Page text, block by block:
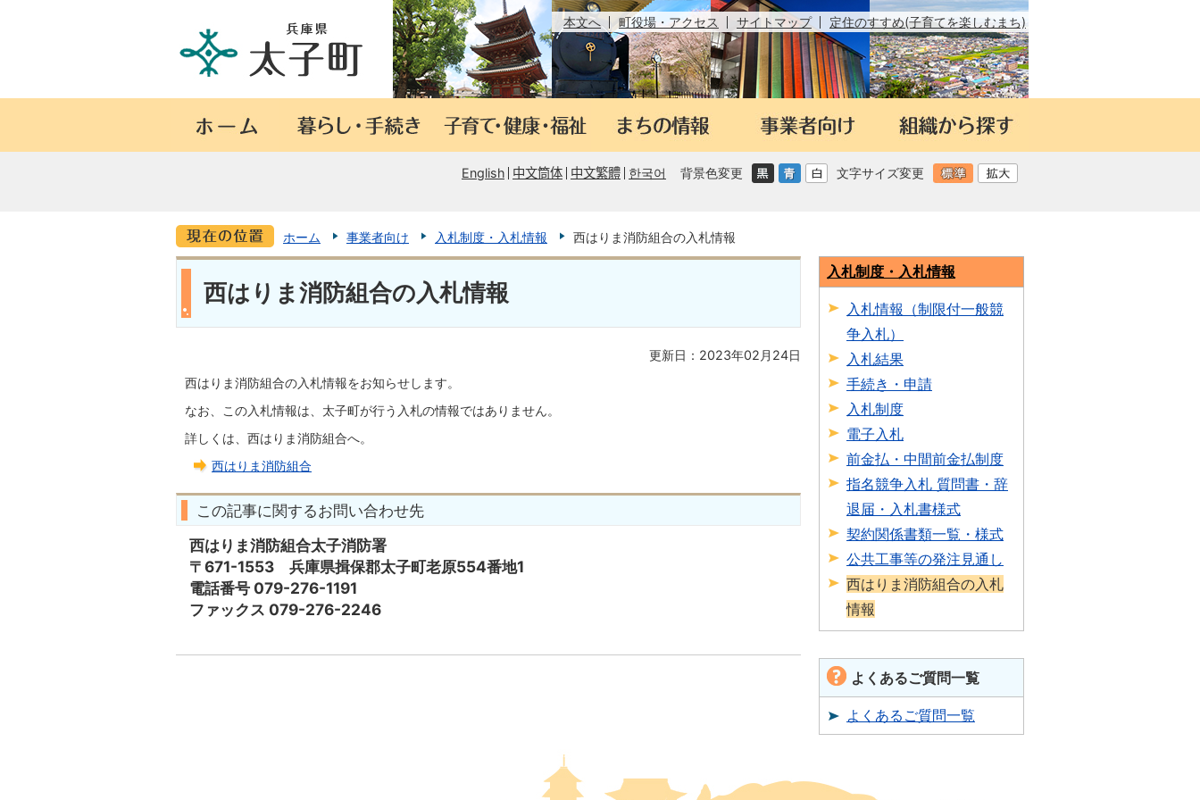
本文へ 町役場・アクセス サイトマップ 定住のすすめ(子育てを楽しむまち)
English 中文筒体 中文繁體 한국어 背景色変更 文字サイズ変更
ホーム 事業者向け 入札制度・入札情報 西はりま消防組合の入札情報
西はりま消防組合の入札情報
更新日：2023年02月24日
西はりま消防組合の入札情報をお知らせします。
なお、この入札情報は、太子町が行う入札の情報ではありません。
詳しくは、西はりま消防組合へ。
西はりま消防組合
この記事に関するお問い合わせ先
西はりま消防組合太子消防署
〒671-1553 兵庫県揖保郡太子町老原554番地1
電話番号 079-276-1191
ファックス 079-276-2246
入札制度・入札情報
入札情報（制限付一般競
争入札）
入札結果
手続き・申請
入札制度
電子入札
前金払・中間前金払制度
指名競争入札 質問書・辞
退届・入札書様式
契約関係書類一覧・様式
公共工事等の発注見通し
西はりま消防組合の入札
情報
よくあるご質問一覧
よくあるご質問一覧